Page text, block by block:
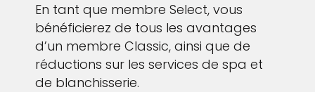
En tant que membre Select, vous
bénéficierez de tous les avantages
d’un membre Classic, ainsi que de
réductions sur les services de spa et
de blanchisserie.